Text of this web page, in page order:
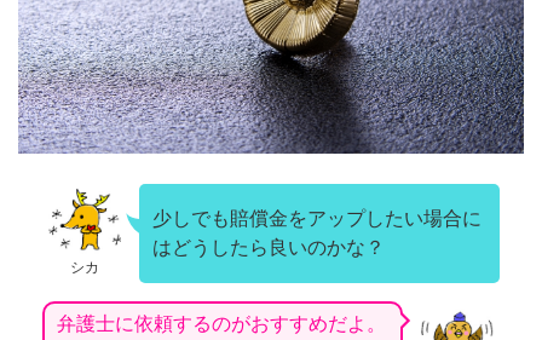
シカ
少しでも賠償金をアップしたい場合に
はどうしたら良いのかな？
弁護士に依頼するのがおすすめだよ。